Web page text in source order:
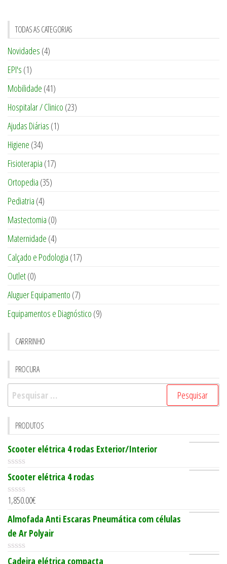
TODAS AS CATEGORIAS
Novidades (4)
EPI's (1)
Mobilidade (41)
Hospitalar / Clinico (23)
Ajudas Diárias (1)
Higiene (34)
Fisioterapia (17)
Ortopedia (35)
Pediatria (4)
Mastectomia (0)
Maternidade (4)
Calçado e Podologia (17)
Outlet(0)
Aluguer Equipamento (7)
Equipamentos e Diagnóstico (9)
CARRRINHO
PROCURA
Pesquisar
por:
PRODUTOS
Scooter elétrica 4 rodas Exterior/Interior
0
o
u
t
f
5
Scooter elétrica 4 rodas
0
u
t
o
f
5
1,850.00€
Almofada Anti Escaras Pneumática com células
de Ar Polyair
0
Cadeira elétrica compacta